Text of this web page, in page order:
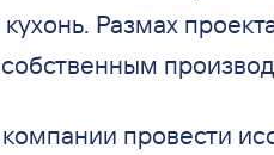
Размах
собственным
провести